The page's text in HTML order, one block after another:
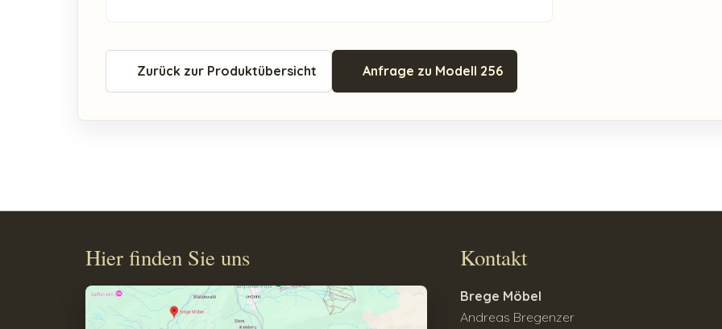
Zurück zur Produktübersicht Anfrage zu Modell 256
Hier finden Sie uns Kontakt
Brege Möbel
Andreas Bregenzer